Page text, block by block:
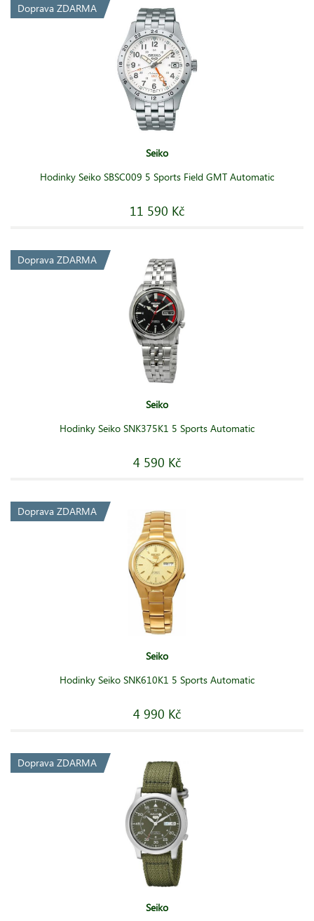
Doprava ZDARMA
Seiko
Hodinky Seiko SBSC009 5 Sports Field GMT Automatic
11 590 Kč
Doprava ZDARMA
Seiko
Hodinky Seiko SNK375K1 5 Sports Automatic
4 590 Kč
Doprava ZDARMA
Seiko
Hodinky Seiko SNK610K1 5 Sports Automatic
4 990 Kč
Doprava ZDARMA
Seiko